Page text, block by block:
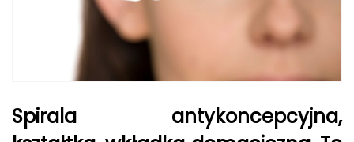
Spirala antykoncepcyjna,